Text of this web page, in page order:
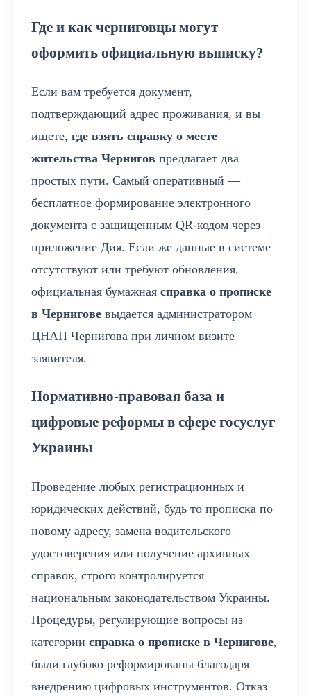
Где и как черниговцы могут
оформить официальную выписку?
Если вам требуется документ,
подтверждающий адрес проживания, и вы
ищете, где взять справку о месте
жительства Чернигов предлагает два
простых пути. Самый оперативный —
бесплатное формирование электронного
документа с защищенным QR-кодом через
приложение Дия. Если же данные в системе
отсутствуют или требуют обновления,
официальная бумажная справка о прописке
в Чернигове выдается администратором
ЦНАП Чернигова при личном визите
заявителя.
Нормативно-правовая база и
цифровые реформы в сфере госуслуг
Украины
Проведение любых регистрационных и
юридических действий, будь то прописка по
новому адресу, замена водительского
удостоверения или получение архивных
справок, строго контролируется
национальным законодательством Украины.
Процедуры, регулирующие вопросы из
категории справка о прописке в Чернигове,
были глубоко реформированы благодаря
внедрению цифровых инструментов. Отказ